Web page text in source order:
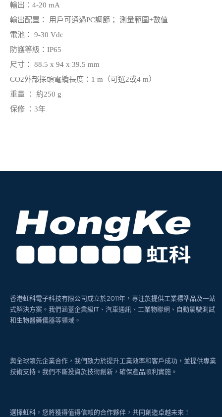
輸出：4-20 mA
輸出配置： 用戶可通過PC調節； 測量範圍+數值
電池： 9-30 Vdc
防護等級：IP65
尺寸： 88.5 x 94 x 39.5 mm
CO2外部探頭電纜長度：1 m（可選2或4 m）
重量 ： 約250 g
保修 ：3年
香港虹科電子科技有限公司成立於2011年，專注於提供工業標準品及一站
式解決方案。我們涵蓋企業級IT、汽車通訊、工業物聯網、自動駕駛測試
和生物醫藥儀器等領域。
與全球領先企業合作，我們致力於提升工業效率和客戶成功，並提供專業
技術支持。我們不斷投資於技術創新，確保產品順利實施。
選擇虹科，您將獲得值得信賴的合作夥伴，共同創造卓越未來！